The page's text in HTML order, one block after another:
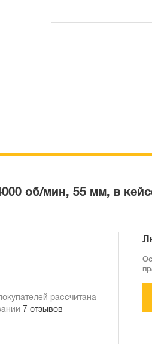
об/мин, 55 мм, в
рассчитана
7 отзывов